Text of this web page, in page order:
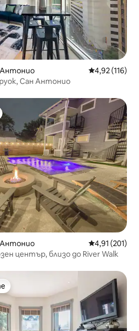
Средна
4,92 (116)
Сан Антонио
Средна
4,91 (201)
център, близо до River Walk
на гостите